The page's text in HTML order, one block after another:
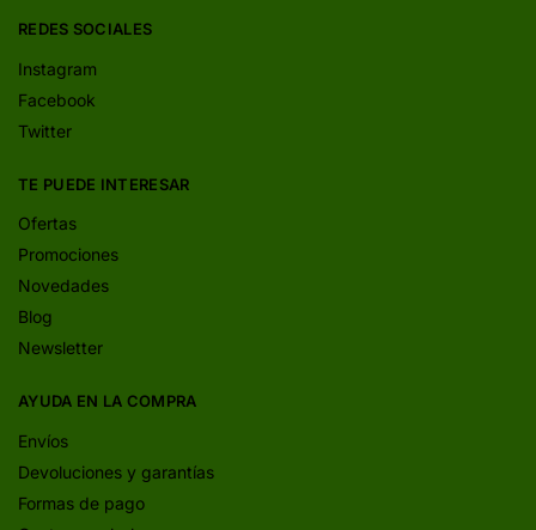
REDES SOCIALES
Instagram
Facebook
Twitter
TE PUEDE INTERESAR
Ofertas
Promociones
Novedades
Blog
Newsletter
AYUDA EN LA COMPRA
Envíos
Devoluciones y garantías
Formas de pago